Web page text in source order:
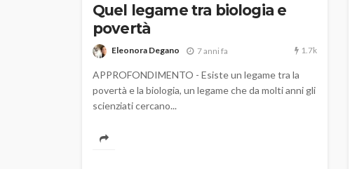
Quel legame tra biologia e
povertà
Eleonora Degano 7 anni fa 1.7k
APPROFONDIMENTO - Esiste un legame tra la
povertà e la biologia, un legame che da molti anni gli
scienziati cercano...